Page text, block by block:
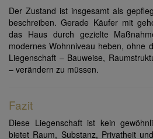
Der Zustand ist insgesamt als
beschreiben. Gerade Käufer mit
das Haus durch gezielte
modernes Wohnniveau heben, ohne
Liegenschaft – Bauweise,
– verändern zu müssen.
Fazit
Diese Liegenschaft ist kein
bietet Raum, Substanz, Privatheit